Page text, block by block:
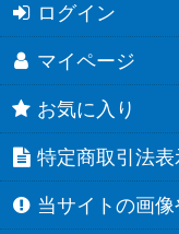
ログイン
マイページ
お気に入り
特定商取引法表
当サイトの画